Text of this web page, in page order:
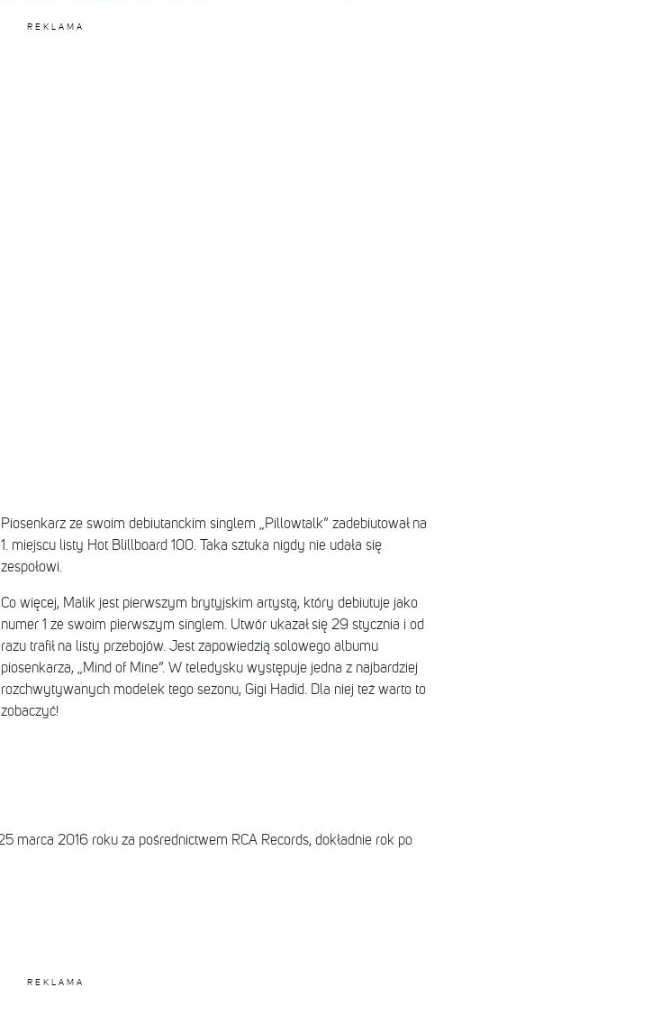
REKLAMA
Piosenkarz ze swoim debiutanckim singlem „Pillowtalk” zadebiutował na
1. miejscu listy Hot Blillboard 100. Taka sztuka nigdy nie udała się
zespołowi.
Co więcej, Malik jest pierwszym brytyjskim artystą, który debiutuje jako
numer 1 ze swoim pierwszym singlem. Utwór ukazał się 29 stycznia i od
razu trafił na listy przebojów. Jest zapowiedzią solowego albumu
piosenkarza, „Mind of Mine”. W teledysku występuje jedna z najbardziej
rozchwytywanych modelek tego sezonu, Gigi Hadid. Dla niej też warto to
zobaczyć!
marca 2016 roku za pośrednictwem RCA Records, dokładnie rok po
REKLAMA